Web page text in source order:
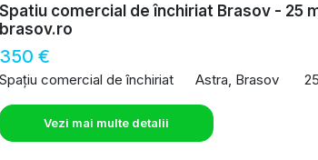
Spatiu comercial de închiriat Brasov - 25
brasov.ro
350 €
Spațiu comercial de închiriat Astra, Brasov
Vezi mai multe detalii